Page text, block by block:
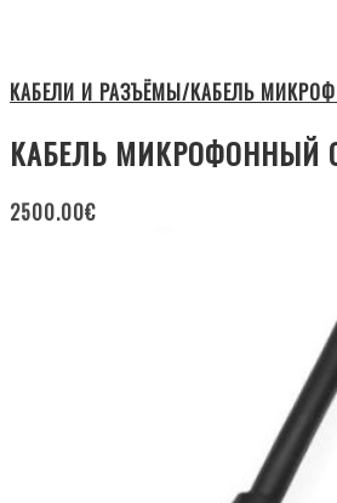
КАБЕЛИ И РАЗЪЁМЫ/КАБЕЛЬ
КАБЕЛЬ МИКРОФОННЫЙ
2500.00€